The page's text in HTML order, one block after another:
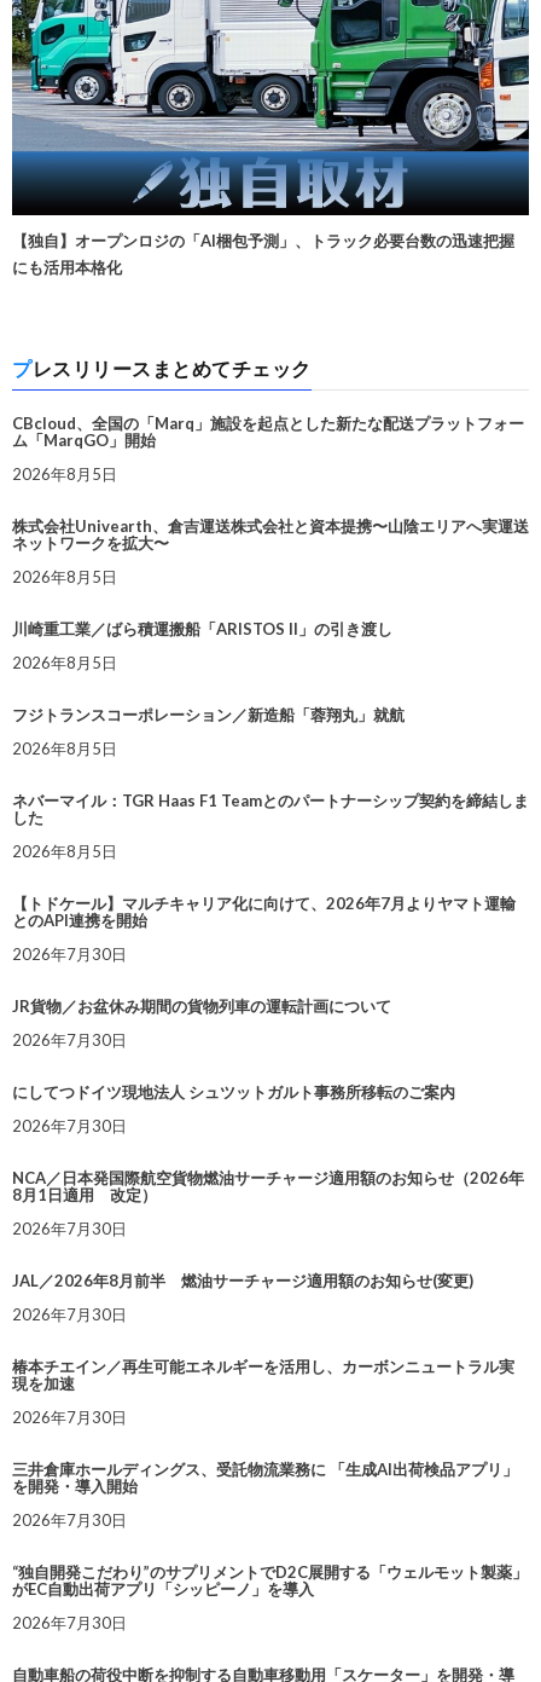
【独自】オープンロジの「AI梱包予測」、トラック必要台数の迅速把握
にも活用本格化
プレスリリースまとめてチェック
CBcloud、全国の「Marq」施設を起点とした新たな配送プラットフォー
ム「MarqGO」開始
2026年8月5日
株式会社Univearth、倉吉運送株式会社と資本提携〜山陰エリアへ実運送
ネットワークを拡大〜
2026年8月5日
川崎重工業／ばら積運搬船「ARISTOS II」の引き渡し
2026年8月5日
フジトランスコーポレーション／新造船「蓉翔丸」就航
2026年8月5日
ネバーマイル：TGR Haas F1 Teamとのパートナーシップ契約を締結しま
した
2026年8月5日
【トドケール】マルチキャリア化に向けて、2026年7月よりヤマト運輸
とのAPI連携を開始
2026年7月30日
JR貨物／お盆休み期間の貨物列車の運転計画について
2026年7月30日
にしてつドイツ現地法人 シュツットガルト事務所移転のご案内
2026年7月30日
NCA／日本発国際航空貨物燃油サーチャージ適用額のお知らせ（2026年
8月1日適用 改定）
2026年7月30日
JAL／2026年8月前半 燃油サーチャージ適用額のお知らせ(変更)
2026年7月30日
椿本チエイン／再生可能エネルギーを活用し、カーボンニュートラル実
現を加速
2026年7月30日
三井倉庫ホールディングス、受託物流業務に 「生成AI出荷検品アプリ」
を開発・導入開始
2026年7月30日
“独自開発こだわり”のサプリメントでD2C展開する「ウェルモット製薬」
がEC自動出荷アプリ「シッピーノ」を導入
2026年7月30日
自動車船の荷役中断を抑制する自動車移動用「スケーター」を開発・導